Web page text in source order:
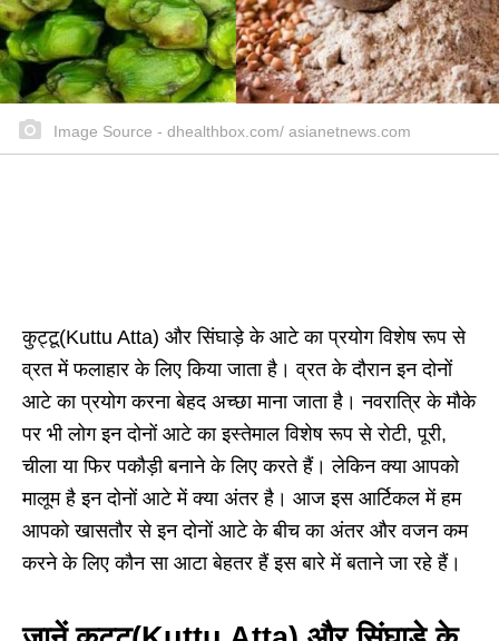
Image Source - dhealthbox.com/ asianetnews.com
कुट्टू(Kuttu Atta) और सिंघाड़े के आटे का प्रयोग विशेष रूप से
व्रत में फलाहार के लिए किया जाता है। व्रत के दौरान इन दोनों
आटे का प्रयोग करना बेहद अच्छा माना जाता है। नवरात्रि के मौके
पर भी लोग इन दोनों आटे का इस्तेमाल विशेष रूप से रोटी, पूरी,
चीला या फिर पकौड़ी बनाने के लिए करते हैं। लेकिन क्या आपको
मालूम है इन दोनों आटे में क्या अंतर है। आज इस आर्टिकल में हम
आपको खासतौर से इन दोनों आटे के बीच का अंतर और वजन कम
करने के लिए कौन सा आटा बेहतर हैं इस बारे में बताने जा रहे हैं।